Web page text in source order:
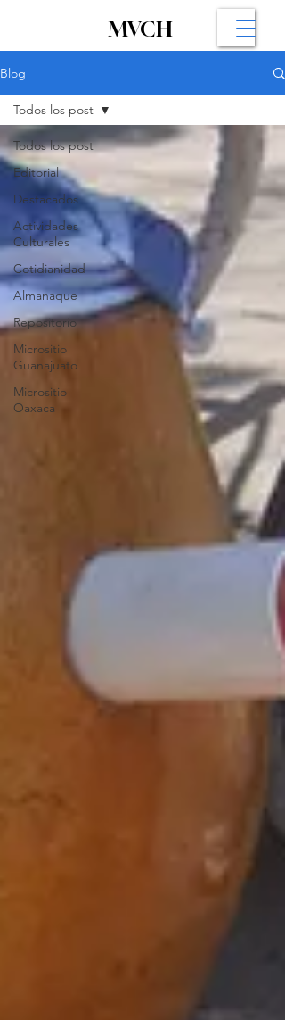
MVCH
Blog
Todos los post
Editorial
Destacados
Actividades
Culturales
Cotidianidad
Almanaque
Repositorio
Micrositio
Guanajuato
Micrositio
Oaxaca
Todos los post